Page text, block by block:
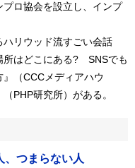
ロ協会を設立し、インプ
リウッド流すごい会話
所はどこにある? SNSでも
（CCCメディアハウ
PHP研究所）がある。
、つまらない人